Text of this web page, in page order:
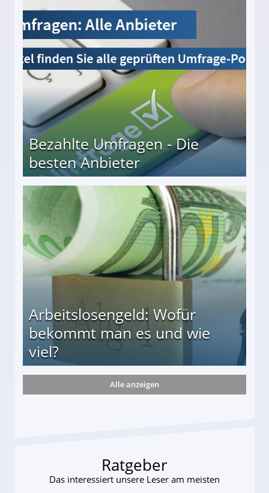
Bezahlte Umfragen - Die
besten Anbieter
Arbeitslosengeld: Wofür
bekommt man es und wie
viel?
und wie viel?
Alle anzeigen
Ratgeber
Das interessiert unsere Leser am meisten